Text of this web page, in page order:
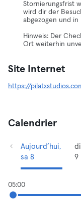
Stornierungsfrist
wird dir der
abgezogen und in
Hinweis: Der
Ort weiterhin
Site Internet
https://
Calendrier
Aujourd’hui,
sa 8
di
9
05:00